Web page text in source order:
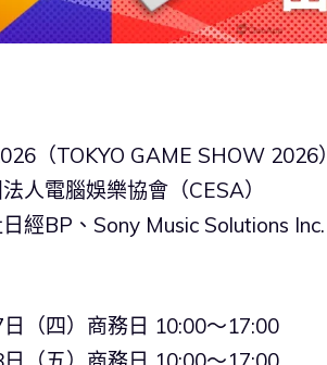
（TOKYO GAME SHOW 2026）
人電腦娛樂協會（CESA）
經BP、Sony Music Solutions Inc.
（四）商務日 10:00～17:00